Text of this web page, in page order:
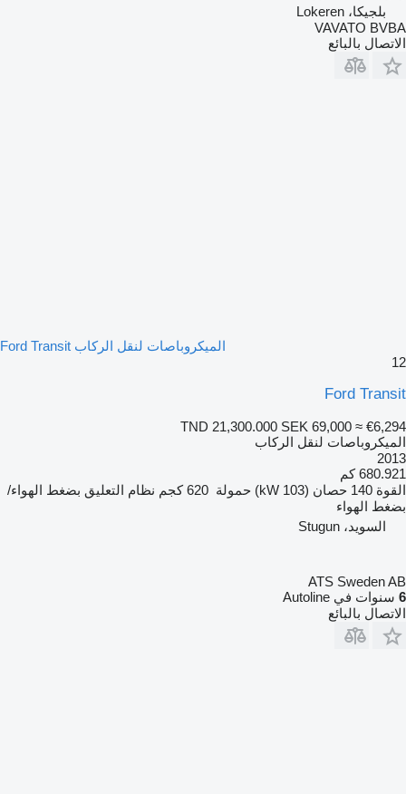
بلجيكا، Lokeren
VAVATO BVBA
الاتصال بالبائع
الميكروباصات لنقل الركاب Ford Transit
12
Ford Transit
TND 21,300.000 SEK 69,000 ≈ €6,294
الميكروباصات لنقل الركاب
2013
680.921 كم
القوة 140 حصان (103 kW) حمولة 620 كجم نظام التعليق بضغط الهواء/
بضغط الهواء
السويد، Stugun
ATS Sweden AB
6 سنوات في Autoline
الاتصال بالبائع